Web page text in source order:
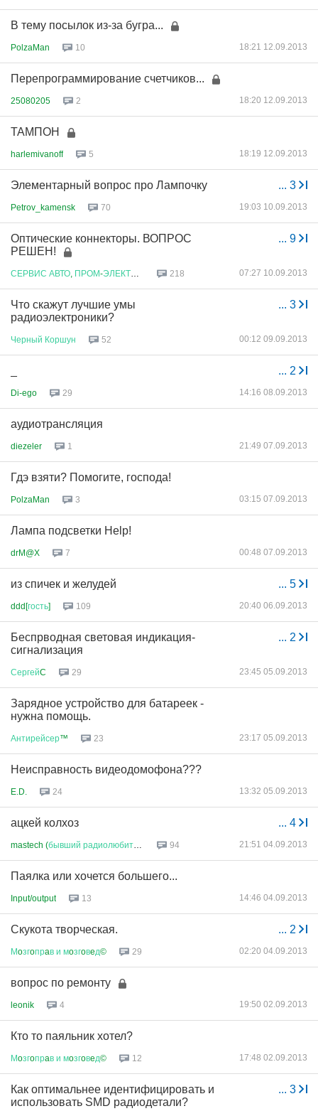
В тему посылок из-за бугра...
PolzaMan 10 18:21 12.09.2013
Перепрограммирование счетчиков...
25080205 2 18:20 12.09.2013
ТАМПОН
harlemivanoff 5 18:19 12.09.2013
... 3
Элементарный вопрос про Лампочку
Petrov_kamensk 70 19:03 10.09.2013
... 9
Оптические коннекторы. ВОПРОС
РЕШЕН!
СЕРВИС АВТО ПРОМ-ЭЛЕКТРОНИКИ 218 07:27 10.09.2013
... 3
Что скажут лучшие умы
радиоэлектроники?
Черный Коршун 52 00:12 09.09.2013
... 2
Di-ego 29 14:16 08.09.2013
аудиотрансляция
diezeler 1 21:49 07.09.2013
Гдэ взяти? Помогите, господа!
PolzaMan 3 03:15 07.09.2013
Лампа подсветки Help!
drM@X 7 00:48 07.09.2013
... 5
из спичек и желудей
ddd[гость] 109 20:40 06.09.2013
... 2
Беспрводная световая индикация-
сигнализация
СергейC 29 23:45 05.09.2013
Зарядное устройство для батареек -
нужна помощь.
Антирейсер™ 23 23:17 05.09.2013
Неисправность видеодомофона???
E.D. 24 13:32 05.09.2013
... 4
ацкей колхоз
mastech (бывший радиолюбитель 94 21:51 04.09.2013
Паялка или хочется большего...
Input/output 13 14:46 04.09.2013
... 2
Скукота творческая.
Мoзгoпрaв и мoзгoвeд© 29 02:20 04.09.2013
вопрос по ремонту
leonik 4 19:50 02.09.2013
Кто то паяльник хотел?
Мoзгoпрaв и мoзгoвeд© 12 17:48 02.09.2013
... 3
Как оптимальнее идентифицировать и
использовать SMD радиодетали?